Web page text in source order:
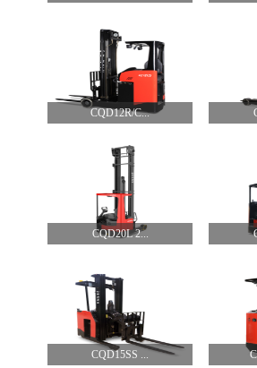
CQD12R/C...
CQD20L 2...
CQD15SS ...